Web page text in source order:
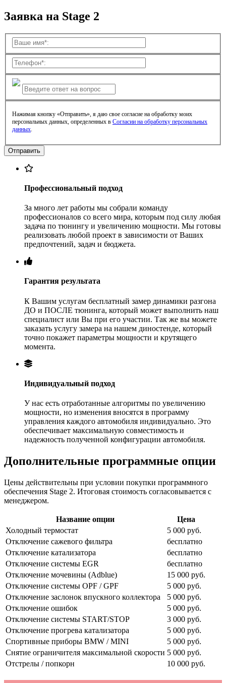
Заявка на Stage 2
Нажимая кнопку «Отправить», я даю свое согласие на обработку моих
персональных данных, определенных в Согласии на обработку персональных
данных
Профессиональный подход
За много лет работы мы собрали команду
профессионалов со всего мира, которым под силу любая
задача по тюнингу и увеличению мощности. Мы готовы
реализовать любой проект в зависимости от Ваших
предпочтений, задач и бюджета.
Гарантия результата
К Вашим услугам бесплатный замер динамики разгона
ДО и ПОСЛЕ тюнинга, который может выполнить наш
специалист или Вы при его участии. Так же вы можете
заказать услугу замера на нашем диностенде, который
точно покажет параметры мощности и крутящего
момента.
Индивидуальный подход
У нас есть отработанные алгоритмы по увеличению
мощности, но изменения вносятся в программу
управления каждого автомобиля индивидуально. Это
обеспечивает максимальную совместимость и
надежность полученной конфигурации автомобиля.
Дополнительные программные опции
Цены действительны при условии покупки программного
обеспечения Stage 2. Итоговая стоимость согласовывается с
менеджером.
Название опции
Цена
Холодный термостат
5 000 руб.
Отключение сажевого фильтра
бесплатно
Отключение катализатора
бесплатно
Отключение системы EGR
бесплатно
Отключение мочевины (Adblue)
15 000 руб.
Отключение системы OPF / GPF
5 000 руб.
Отключение заслонок впускного коллектора
5 000 руб.
Отключение ошибок
5 000 руб.
Отключение системы START/STOP
3 000 руб.
Отключение прогрева катализатора
5 000 руб.
Спортивные приборы BMW / MINI
5 000 руб.
Снятие ограничителя максимальной скорости 5 000 руб.
Отстрелы / попкорн
10 000 руб.